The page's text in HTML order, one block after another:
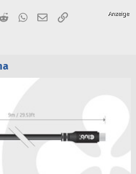
RedditWhatsApp
E-MailLink